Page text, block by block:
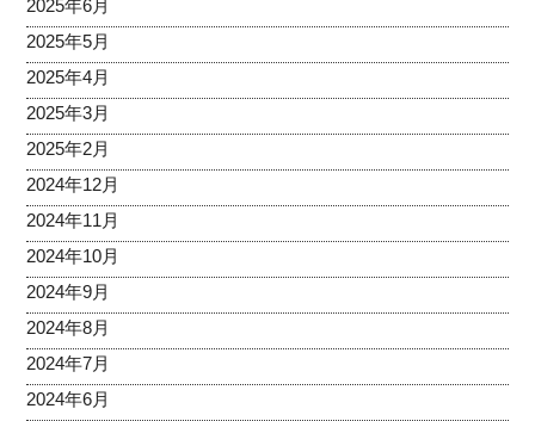
2025年6月
2025年5月
2025年4月
2025年3月
2025年2月
2024年12月
2024年11月
2024年10月
2024年9月
2024年8月
2024年7月
2024年6月